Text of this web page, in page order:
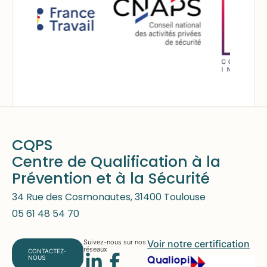
CQPS
Centre de Qualification à la
Prévention et à la Sécurité
34 Rue des Cosmonautes, 31400 Toulouse
05 61 48 54 70
CONTACTEZ-
NOUS
Suivez-nous sur nos
réseaux
Voir notre certification